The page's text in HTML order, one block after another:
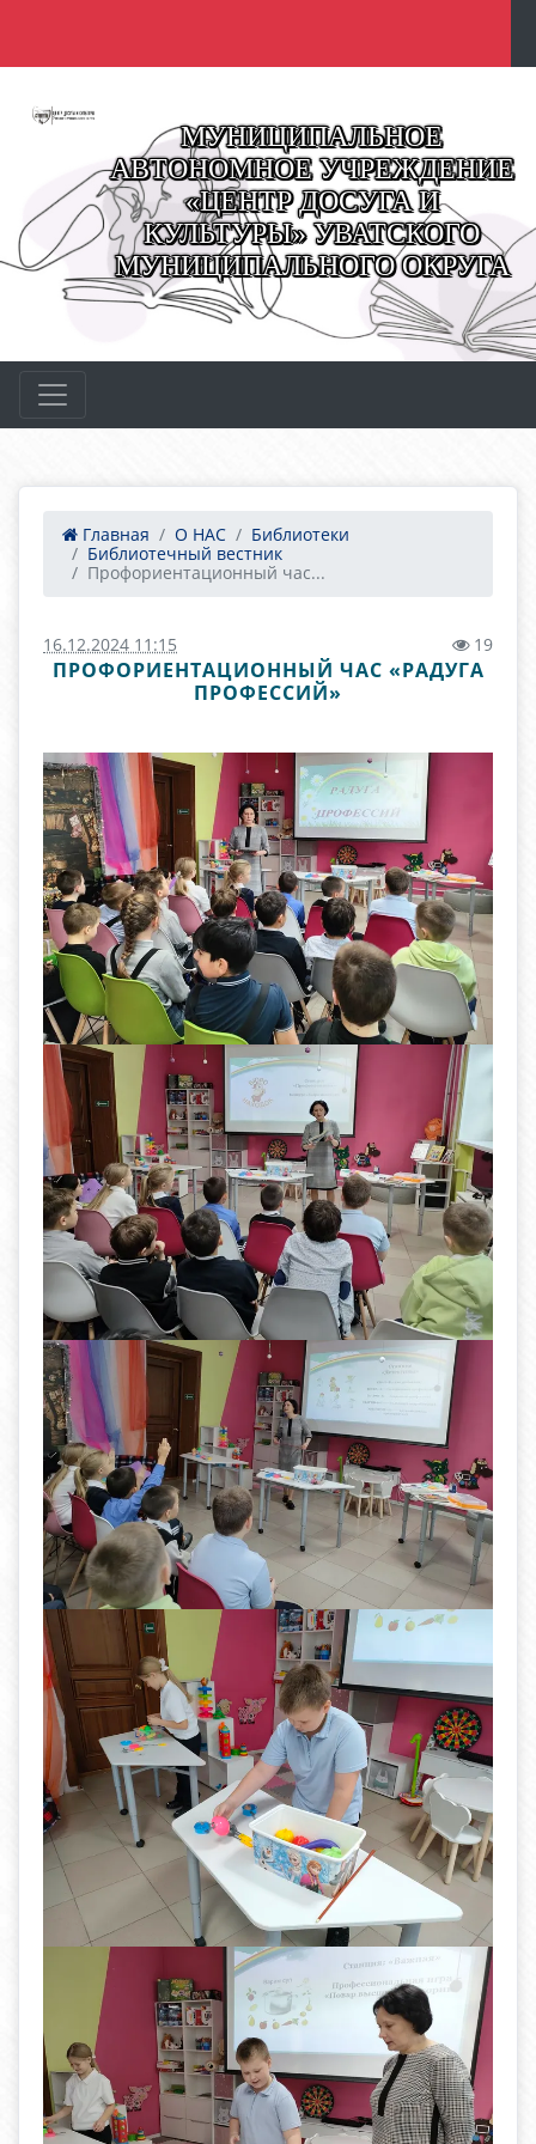
МУНИЦИПАЛЬНОЕ
АВТОНОМНОЕ УЧРЕЖДЕНИЕ
«ЦЕНТР ДОСУГА И
КУЛЬТУРЫ» УВАТСКОГО
МУНИЦИПАЛЬНОГО ОКРУГА
Главная О НАС
Библиотеки
Библиотечный вестник
Профориентационный час...
16.12.2024 11:15 19
ПРОФОРИЕНТАЦИОННЫЙ ЧАС «РАДУГА
ПРОФЕССИЙ»